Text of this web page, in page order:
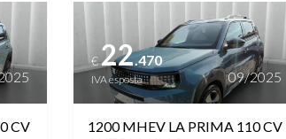
CV
Vedi dettagli
€22.470
IVA esposta 09/2025
1200 MHEV LA PRIMA 110 CV